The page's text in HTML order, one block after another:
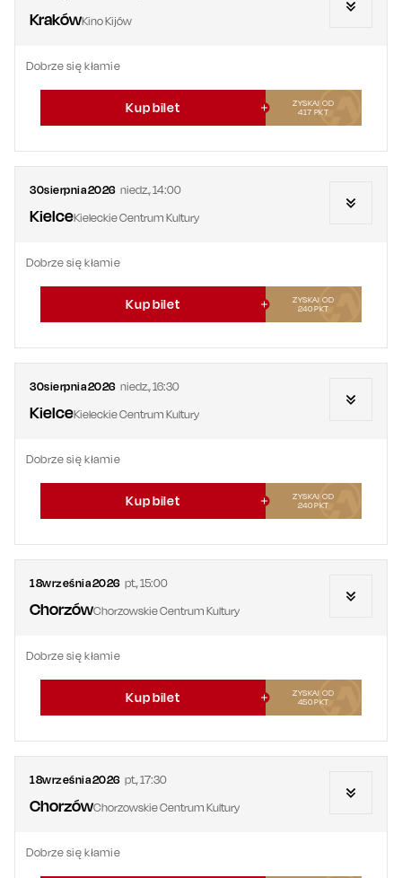
KrakówKino Kijów
Dobrze się kłamie
Kup bilet
ZYSKAJ OD
417 PKT
30sierpnia2026 niedz.,14:00
KielceKieleckie Centrum Kultury
Dobrze się kłamie
Kup bilet
ZYSKAJ OD
240PKT
30sierpnia2026 niedz.,16:30
KielceKieleckie Centrum Kultury
Dobrze się kłamie
Kup bilet
ZYSKAJ OD
240PKT
18września2026 pt.,15:00
ChorzówChorzowskie Centrum Kultury
Dobrze się kłamie
Kup bilet
ZYSKAJ OD
450PKT
18września2026 pt.,17:30
ChorzówChorzowskie Centrum Kultury
Dobrze się kłamie